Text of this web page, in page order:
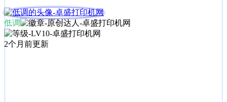
低调
2个月前更新